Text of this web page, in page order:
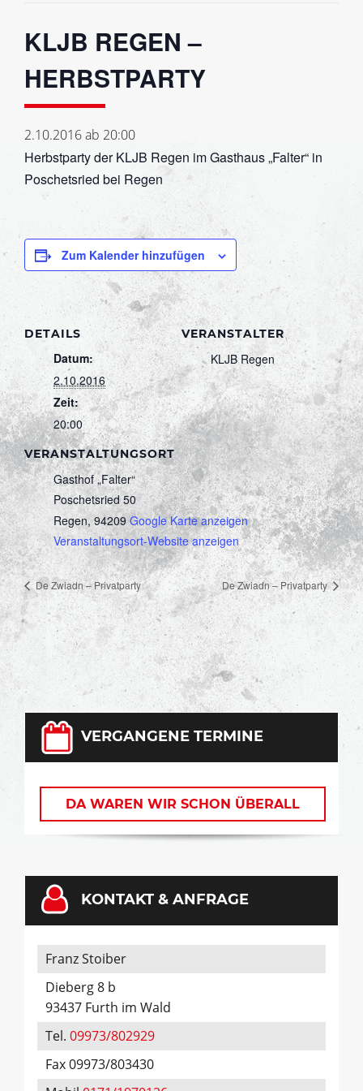
KLJB REGEN –
HERBSTPARTY
2.10.2016 ab 20:00
Herbstparty der KLJB Regen im Gasthaus „Falter“ in
Poschetsried bei Regen
Zum Kalender hinzufügen
DETAILS
Datum:
2.10.2016
Zeit:
20:00
VERANSTALTUNGSORT
Gasthof „Falter“
Poschetsried 50
Regen, 94209 Google Karte anzeigen
Veranstaltungsort-Website anzeigen
VERANSTALTER
KLJB Regen
De Zwiadn – Privatparty De Zwiadn – Privatparty
VERGANGENE TERMINE
DA WAREN WIR SCHON ÜBERALL
KONTAKT & ANFRAGE
Franz Stoiber
Dieberg 8 b
93437 Furth im Wald
Tel. 09973/802929
Fax 09973/803430